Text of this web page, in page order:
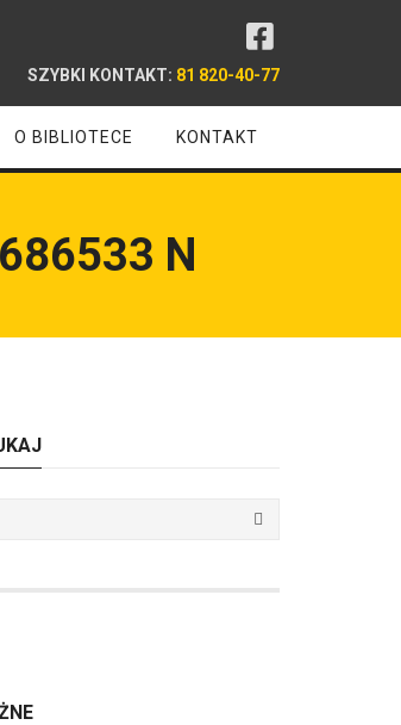
SZYBKI KONTAKT: 81 820-40-77
O BIBLIOTECE KONTAKT
N